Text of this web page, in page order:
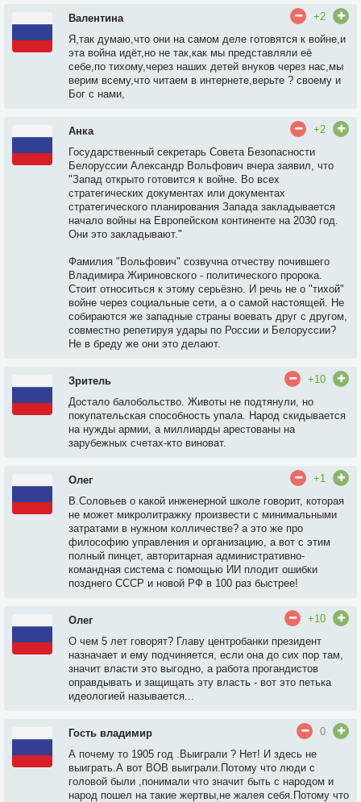
Валентина
+2
Я,так думаю,что они на самом деле готовятся к войне,и
эта война идёт,но не так,как мы представляли её
себе,по тихому,через наших детей внуков через нас,мы
верим всему,что читаем в интернете,верьте ? своему и
Бог с нами,
Анка
+2
Государственный секретарь Совета Безопасности
Белоруссии Александр Вольфович вчера заявил, что
"Запад открыто готовится к войне. Во всех
стратегических документах или документах
стратегического планирования Запада закладывается
начало войны на Европейском континенте на 2030 год.
Они это закладывают."
Фамилия "Вольфович" созвучна отчеству почившего
Владимира Жириновского - политического пророка.
Стоит относиться к этому серьёзно. И речь не о "тихой"
войне через социальные сети, а о самой настоящей. Не
собираются же западные страны воевать друг с другом,
совместно репетируя удары по России и Белоруссии?
Не в бреду же они это делают.
Зритель
+10
Достало балобольство. Животы не подтянули, но
покупательская способность упала. Народ скидывается
на нужды армии, а миллиарды арестованы на
зарубежных счетах-кто виноват.
Олег
+1
В.Соловьев о какой инженерной школе говорит, которая
не может микролитражку произвести с минимальными
затратами в нужном колличестве? а это же про
философию управления и организацию, а вот с этим
полный пинцет, авторитарная административно-
командная система с помощью ИИ плодит ошибки
позднего СССР и новой РФ в 100 раз быстрее!
Олег
+10
О чем 5 лет говорят? Главу центробанки президент
назначает и ему подчиняется, если она до сих пор там,
значит власти это выгодно, а работа прогандистов
оправдывать и защищать эту власть - вот это петька
идеологией называется...
Гость владимир
0
А почему то 1905 год .Выиграли ? Нет! И здесь не
выиграть.А вот ВОВ выиграли.Потому что люди с
головой были ,понимали что значит быть с народом и
народ пошел на такие жертвы,не жалея себя.Потому что